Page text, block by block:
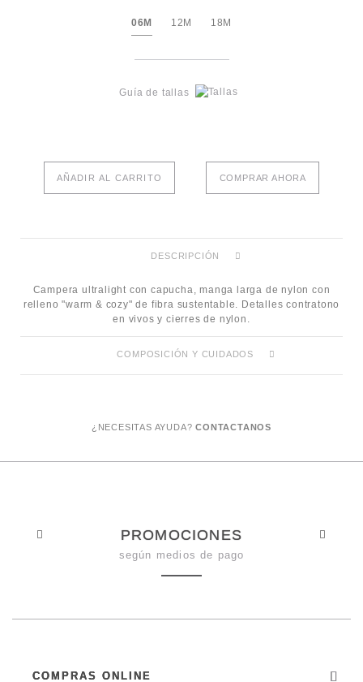
06M 12M 18M
Guía de tallas
AÑADIR AL CARRITO COMPRAR AHORA
DESCRIPCIÓN
Campera ultralight con capucha, manga larga de nylon con
relleno "warm & cozy" de fibra sustentable. Detalles contratono
en vivos y cierres de nylon.
COMPOSICIÓN Y CUIDADOS
¿NECESITAS AYUDA?CONTACTANOS
PROMOCIONES
según medios de pago
COMPRAS ONLINE